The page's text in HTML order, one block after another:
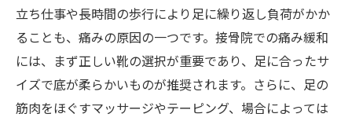
立ち仕事や長時間の歩行により足に繰り返し負荷がかか
ることも、痛みの原因の一つです。接骨院での痛み緩和
には、まず正しい靴の選択が重要であり、足に合ったサ
イズで底が柔らかいものが推奨されます。さらに、足の
筋肉をほぐすマッサージやテーピング、場合によっては